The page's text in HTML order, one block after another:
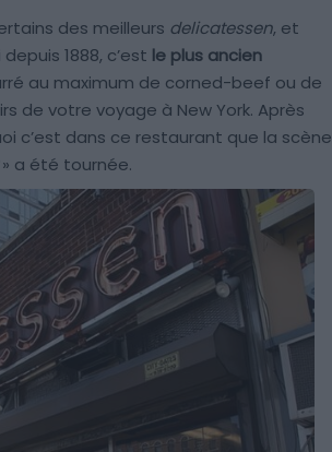
des meilleurs delicatessen, et
1888, c’est le plus ancien
au maximum de corned-beef ou de
de votre voyage à New York. Après
c’est dans ce restaurant que la scène
a été tournée.